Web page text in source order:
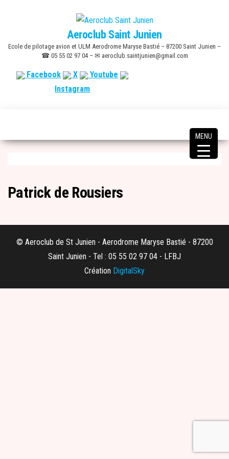
content
Aeroclub Saint Junien
Ecole de pilotage avion et ULM Aerodrome Maryse Bastié – 87200 Saint Junien –
☎ 05 55 02 97 04 – ✉ aeroclub.saintjunien@gmail.com
Facebook X
Youtube
Instagram
Patrick de Rousiers
© Aeroclub de St Junien - Aerodrome Maryse Bastié - 87200
Saint Junien - Tel : 05 55 02 97 04 - LFBJ
Création DigitalSky
MENU